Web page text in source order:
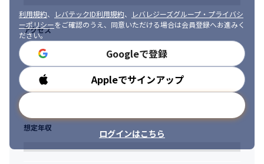
・静的コード解析ツールを活用し、最低限のコード品質チェック
を行っています
・1日あたり1〜3回リリースを実施するペースです
＜コミュニケーション方法＞
・コード管理にはGitHub、タスク管理にはBacklogを用いていま
・コミュニケーションには、Slack、Zoom、Confluenceを用い
ています
■ この仕事の面白み、魅力
・エンジニアが楽しみながらプロダクト開発をできるチーム作り
利用規約、 レバテックID利用規約、
レバレジーズグループ・プライバシ
ーポリシーをご確認のうえ、同意いただける場合は会員登録へお進みく
ださい。
Googleで登録
Appleでサインアップ
ログインはこちら
アクセス
勤務時間
想定年収